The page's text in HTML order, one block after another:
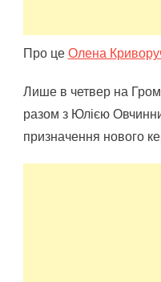
Про цеОлена
Лише в четвер на
разом з Юлією
призначення нового